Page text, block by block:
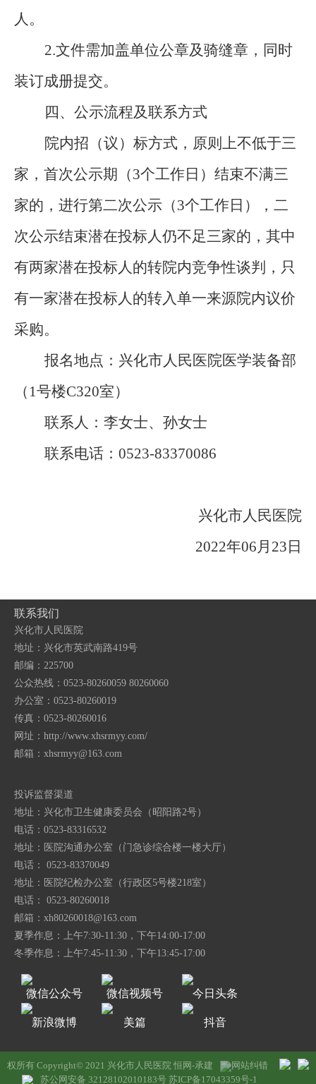
人。
2.文件需加盖单位公章及骑缝章，同时
装订成册提交。
四、公示流程及联系方式
院内招（议）标方式，原则上不低于三
家，首次公示期（3个工作日）结束不满三
家的，进行第二次公示（3个工作日），二
次公示结束潜在投标人仍不足三家的，其中
有两家潜在投标人的转院内竞争性谈判，只
有一家潜在投标人的转入单一来源院内议价
采购。
报名地点：兴化市人民医院医学装备部
（ 1号楼C320室）
联系人：李女士、孙女士
联系电话： 0523-83370086
兴化市人民医院
2022年06月 23 日
联系我们
兴化市人民医院
地址：兴化市英武南路419号
邮编：225700
公众热线：0523-80260059 80260060
办公室：0523-80260019
传真：0523-80260016
网址：http://www.xhsrmyy.com/
邮箱： xhsrmyy@163.com
投诉监督渠道
地址：兴化市卫生健康委员会（昭阳路2号）
电话：0523-83316532
地址：医院沟通办公室（门急诊综合楼一楼大厅）
电话： 0523-83370049
地址：医院纪检办公室（行政区5号楼218室）
电话： 0523-80260018
邮箱： xh80260018@163.com
夏季作息：上午7:30-11:30，下午14:00-17:00
冬季作息：上午7:45-11:30，下午13:45-17:00
微信公众号 微信视频号 今日头条
新浪微博 美篇 抖音
权所有 Copyright© 2021 兴化市人民医院 恒网-承建
网站纠错
苏公网安备 32128102010183号 苏ICP备17043359号-1